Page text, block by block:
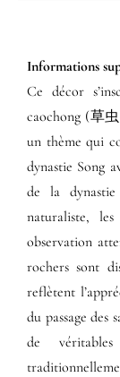
Informations
Ce décor
caochong (草
un thème qui
dynastie Song
de la dynastie
naturaliste,
observation
rochers sont
reflètent
du passage des
de